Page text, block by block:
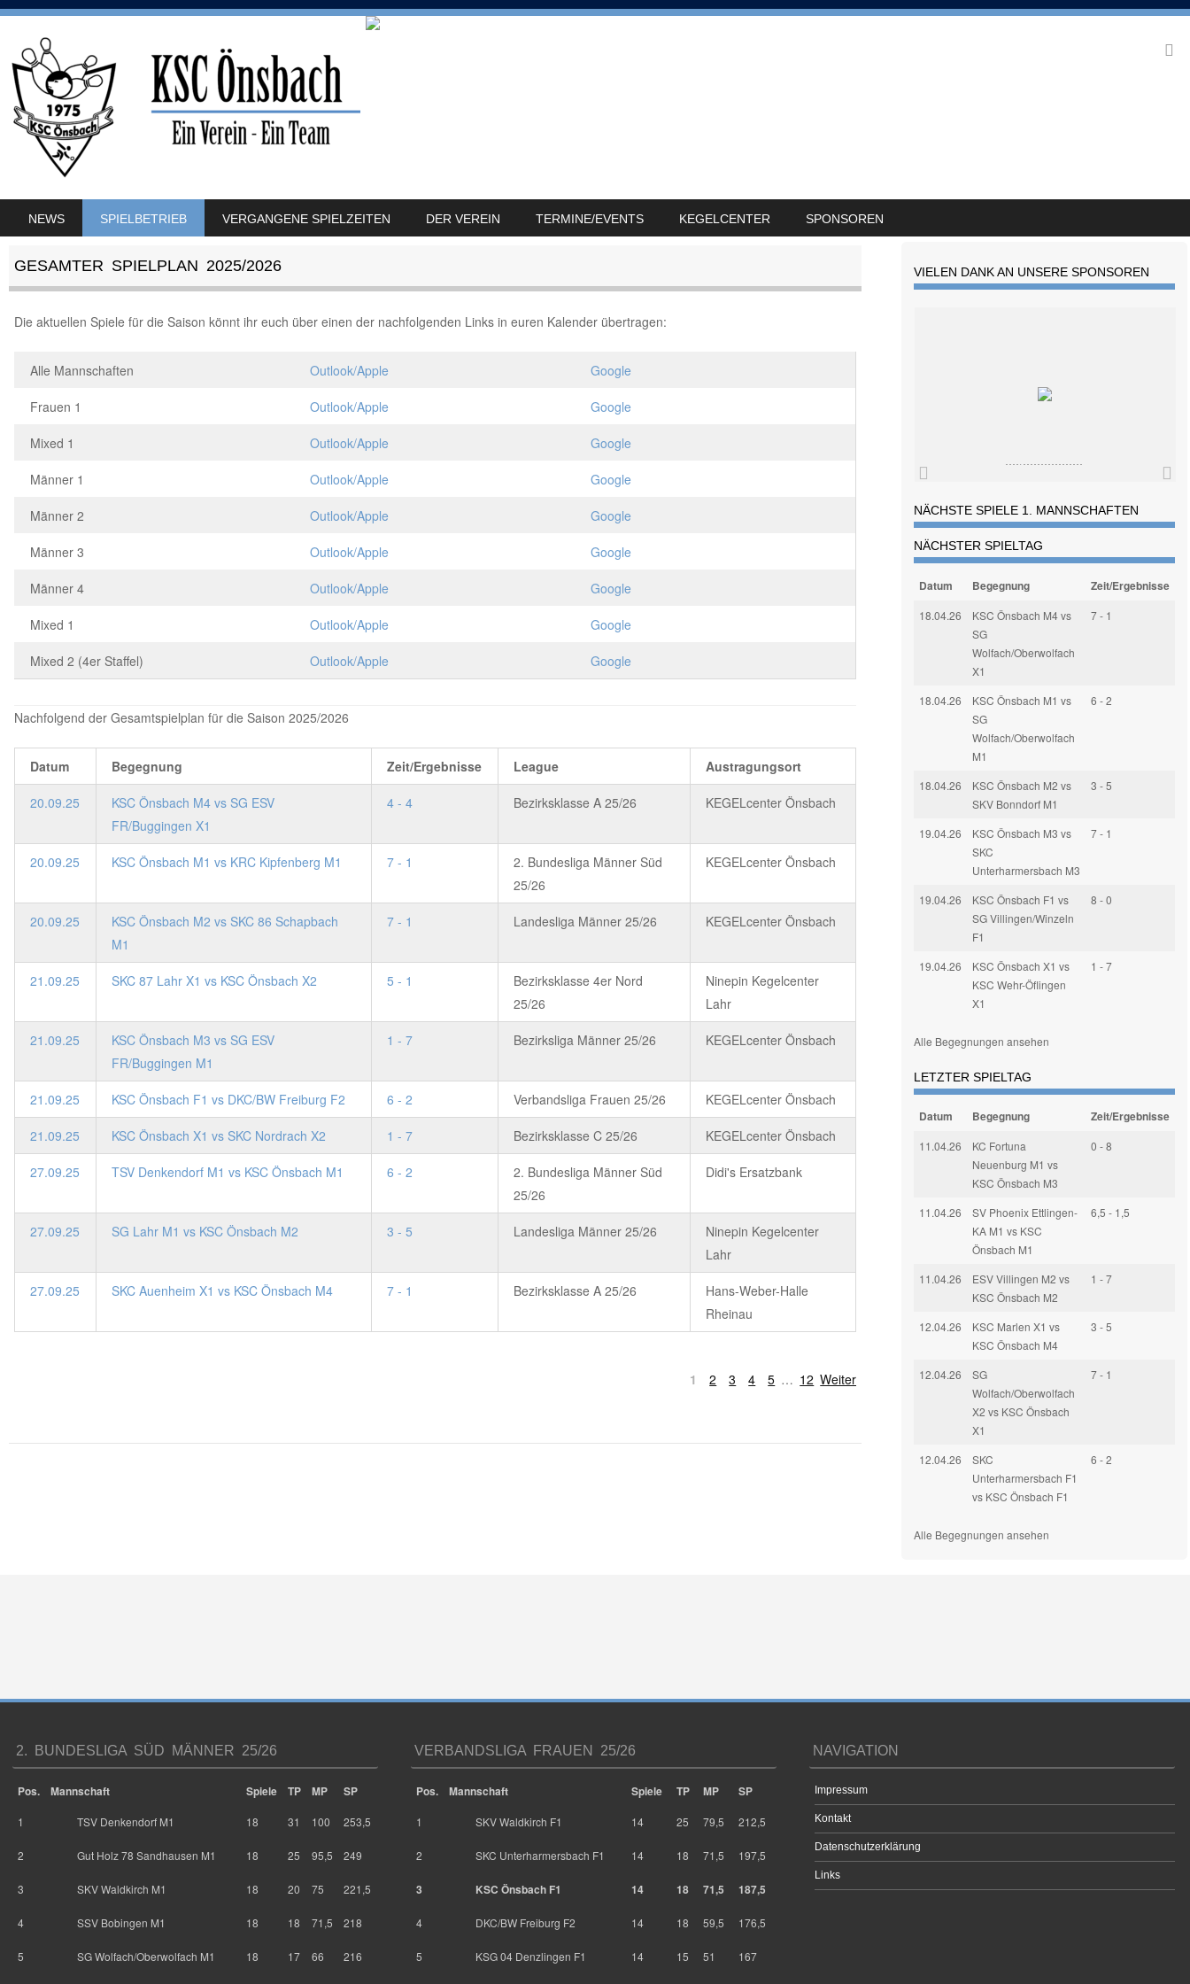
MENU
NEWS SPIELBETRIEB VERGANGENE SPIELZEITEN DER VEREIN TERMINE/EVENTS KEGELCENTER SPONSOREN
GESAMTER SPIELPLAN 2025/2026
Die aktuellen Spiele für die Saison könnt ihr euch über einen der nachfolgenden Links in euren Kalender übertragen:
Alle Mannschaften Outlook/Apple Google
Frauen 1 Outlook/Apple Google
Mixed 1 Outlook/Apple Google
Männer 1 Outlook/Apple Google
Männer 2 Outlook/Apple Google
Männer 3 Outlook/Apple Google
Männer 4 Outlook/Apple Google
Mixed 1 Outlook/Apple Google
Mixed 2 (4er Staffel) Outlook/Apple Google
Nachfolgend der Gesamtspielplan für die Saison 2025/2026
Datum Begegnung Zeit/Ergebnisse League Austragungsort
20.09.25
KSC Önsbach M4 vs SG ESV
FR/Buggingen X1
4 - 4 Bezirksklasse A 25/26 KEGELcenter Önsbach
20.09.25 KSC Önsbach M1 vs KRC Kipfenberg M1 7 - 1
2. Bundesliga Männer Süd
25/26
KEGELcenter Önsbach
20.09.25
KSC Önsbach M2 vs SKC 86 Schapbach
M1
7 - 1 Landesliga Männer 25/26 KEGELcenter Önsbach
21.09.25 SKC 87 Lahr X1 vs KSC Önsbach X2 5 - 1
Bezirksklasse 4er Nord
25/26
Ninepin Kegelcenter
Lahr
21.09.25
KSC Önsbach M3 vs SG ESV
FR/Buggingen M1
1 - 7 Bezirksliga Männer 25/26 KEGELcenter Önsbach
21.09.25 KSC Önsbach F1 vs DKC/BW Freiburg F2 6 - 2 Verbandsliga Frauen 25/26 KEGELcenter Önsbach
21.09.25 KSC Önsbach X1 vs SKC Nordrach X2 1 - 7 Bezirksklasse C 25/26 KEGELcenter Önsbach
27.09.25 TSV Denkendorf M1 vs KSC Önsbach M1 6 - 2
2. Bundesliga Männer Süd
25/26
Didi's Ersatzbank
27.09.25 SG Lahr M1 vs KSC Önsbach M2 3 - 5 Landesliga Männer 25/26
Ninepin Kegelcenter
Lahr
27.09.25 SKC Auenheim X1 vs KSC Önsbach M4 7 - 1 Bezirksklasse A 25/26
Hans-Weber-Halle
Rheinau
1 2 3 4 5 … 12 Weiter
VIELEN DANK AN UNSERE SPONSOREN
NÄCHSTE SPIELE 1. MANNSCHAFTEN
NÄCHSTER SPIELTAG
Datum Begegnung Zeit/Ergebnisse
18.04.26
KSC Önsbach M4 vs
SG
Wolfach/Oberwolfach
X1
7 - 1
18.04.26
KSC Önsbach M1 vs
SG
Wolfach/Oberwolfach
M1
6 - 2
18.04.26
KSC Önsbach M2 vs
SKV Bonndorf M1
3 - 5
19.04.26
KSC Önsbach M3 vs
SKC
Unterharmersbach M3
7 - 1
19.04.26
KSC Önsbach F1 vs
SG Villingen/Winzeln
F1
8 - 0
19.04.26
KSC Önsbach X1 vs
KSC Wehr-Öflingen
X1
1 - 7
Alle Begegnungen ansehen
LETZTER SPIELTAG
Datum Begegnung Zeit/Ergebnisse
11.04.26
KC Fortuna
Neuenburg M1 vs
KSC Önsbach M3
0 - 8
11.04.26
SV Phoenix Ettlingen-
KA M1 vs KSC
Önsbach M1
6,5 - 1,5
11.04.26
ESV Villingen M2 vs
KSC Önsbach M2
1 - 7
12.04.26
KSC Marlen X1 vs
KSC Önsbach M4
3 - 5
12.04.26
SG
Wolfach/Oberwolfach
X2 vs KSC Önsbach
X1
7 - 1
12.04.26
SKC
Unterharmersbach F1
vs KSC Önsbach F1
6 - 2
Alle Begegnungen ansehen
2. BUNDESLIGA SÜD MÄNNER 25/26
Pos. Mannschaft Spiele TP MP SP
1 TSV Denkendorf M1 18 31 100 253,5
2 Gut Holz 78 Sandhausen M1 18 25 95,5 249
3 SKV Waldkirch M1 18 20 75 221,5
4 SSV Bobingen M1 18 18 71,5 218
5 SG Wolfach/Oberwolfach M1 18 17 66 216
VERBANDSLIGA FRAUEN 25/26
Pos. Mannschaft Spiele TP MP SP
1 SKV Waldkirch F1 14 25 79,5 212,5
2 SKC Unterharmersbach F1 14 18 71,5 197,5
3 KSC Önsbach F1 14 18 71,5 187,5
4 DKC/BW Freiburg F2 14 18 59,5 176,5
5 KSG 04 Denzlingen F1 14 15 51 167
NAVIGATION
Impressum
Kontakt
Datenschutzerklärung
Links